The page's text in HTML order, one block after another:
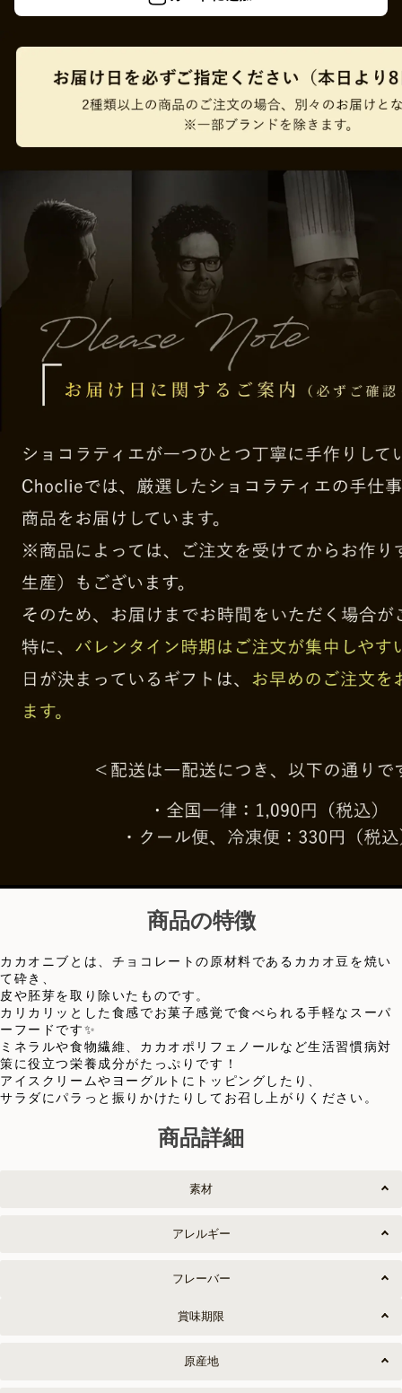
商品の特徴
カカオニブとは、チョコレートの原材料であるカカオ豆を焼い
て砕き、
皮や胚芽を取り除いたものです。
カリカリッとした食感でお菓子感覚で食べられる手軽なスーパ
ーフードです✨
ミネラルや食物繊維、カカオポリフェノールなど生活習慣病対
策に役立つ栄養成分がたっぷりです！
アイスクリームやヨーグルトにトッピングしたり、
サラダにパラっと振りかけたりしてお召し上がりください。
商品詳細
素材
アレルギー
フレーバー
賞味期限
原産地